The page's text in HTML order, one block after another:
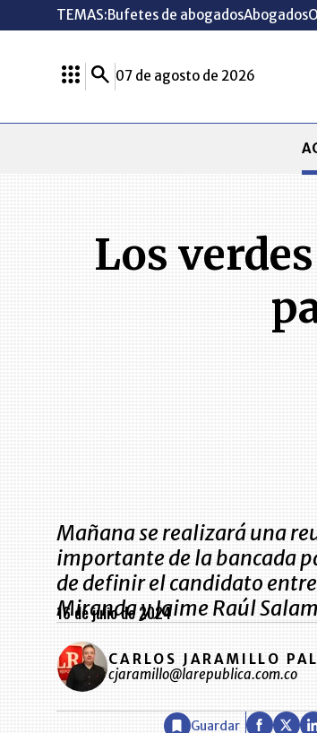
TEMAS:Bufetes de abogadosAbogados
07 de agosto de 2026
Los
Mañana se realizará una
importante de la bancada
de definir el candidato
Miranda y Jaime Raúl
16 de julio de 2024
CARLOS JARAMILLO
cjaramillo@larepublica.com.co
Guardar